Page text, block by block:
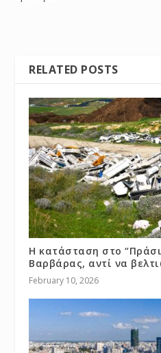
RELATED POSTS
Η κατάσταση στο
Βαρβάρας, αντί να
February 10, 2026